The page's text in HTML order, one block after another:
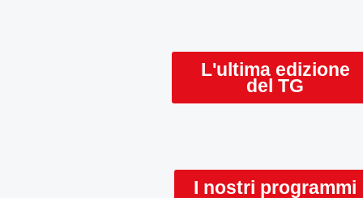
L'ultima edizione
del TG
I nostri programmi